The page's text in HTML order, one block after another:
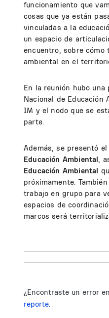
funcionamiento que
cosas que ya están
vinculadas a la
un espacio de
encuentro, sobre cómo
ambiental en el
En la reunión hubo una
Nacional de Educación
IM y el nodo que se
parte.
Además, se presentó el
Educación Ambiental,
Educación Ambiental
próximamente.
trabajo en grupo para
espacios de
marcos será
¿Encontraste un error
reporte.